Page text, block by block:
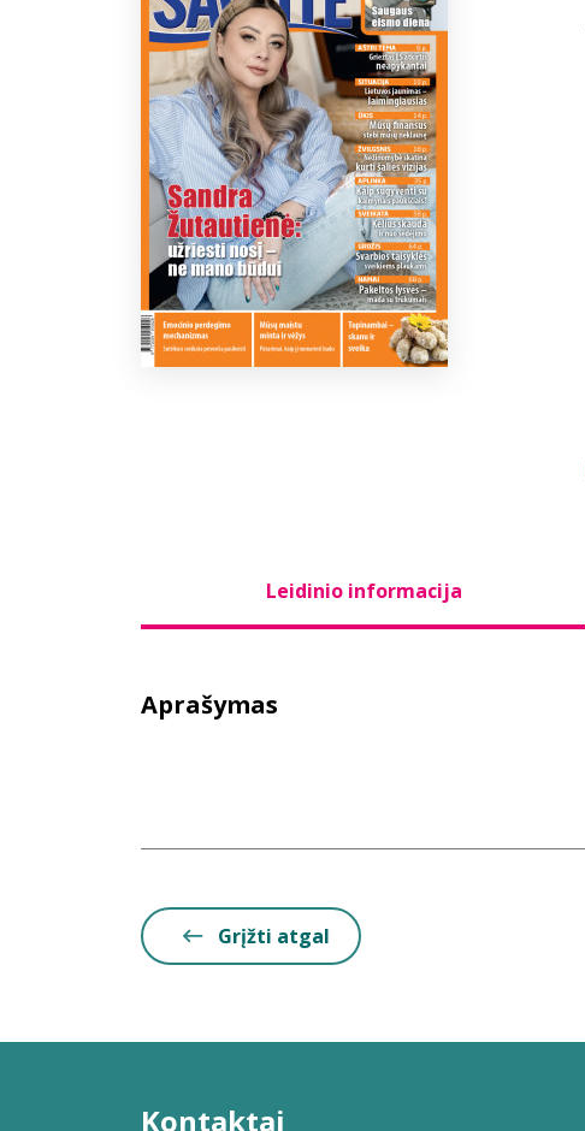
Leidinio informacija
Aprašymas
Grįžti atgal
Kontaktai